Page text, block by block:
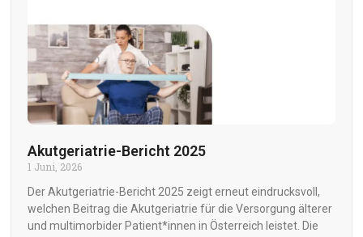
Akutgeriatrie-Bericht 2025
1 Juni, 2026
Der Akutgeriatrie-Bericht 2025 zeigt erneut eindrucksvoll,
welchen Beitrag die Akutgeriatrie für die Versorgung älterer
und multimorbider Patient*innen in Österreich leistet. Die